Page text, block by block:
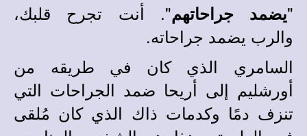
"يضمد جراحاتهم". أنت تجرح قلبك،
والرب يضمد جراحاته.
السامري الذي كان في طريقه من
أورشليم إلى أريحا ضمد الجراحات التي
تنزف دمًا وكدمات ذاك الذي كان مُلقى